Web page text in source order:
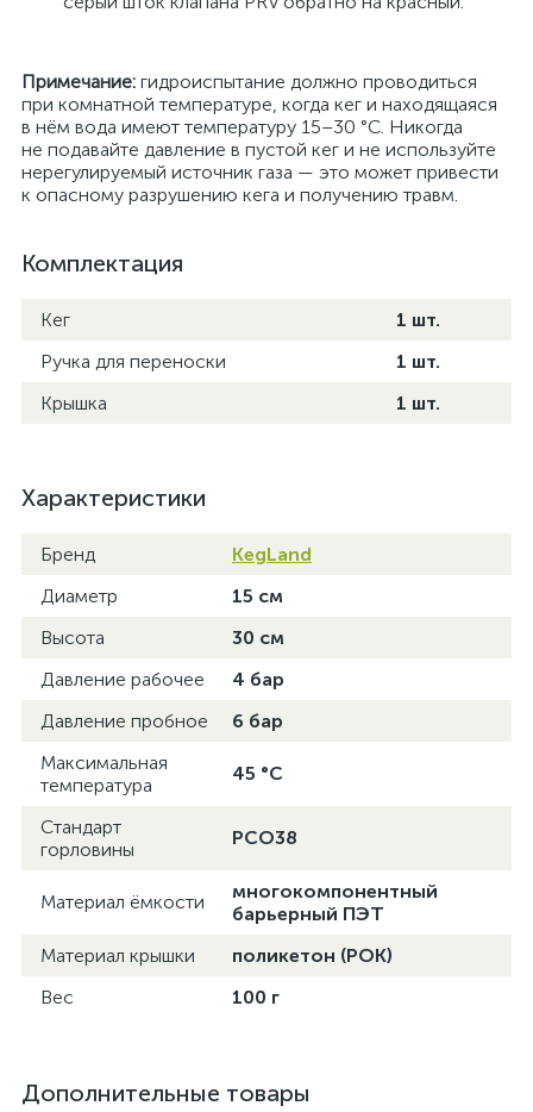
Примечание: гидроиспытание должно проводиться
при комнатной температуре, когда кег и находящаяся
в нём вода имеют температуру 15–30 °C. Никогда
не подавайте давление в пустой кег и не используйте
нерегулируемый источник газа — это может привести
к опасному разрушению кега и получению травм.
Комплектация
Кег
1 шт.
Ручка для переноски
1 шт.
Крышка
1 шт.
Характеристики
Бренд
KegLand
Диаметр
15 см
Высота
30 см
Давление рабочее
4 бар
Давление пробное
6 бар
Максимальная
температура
45 °C
Стандарт
горловины
PCO38
Материал ёмкости
многокомпонентный
барьерный ПЭТ
Материал крышки
поликетон (POK)
Вес
100 г
Дополнительные товары